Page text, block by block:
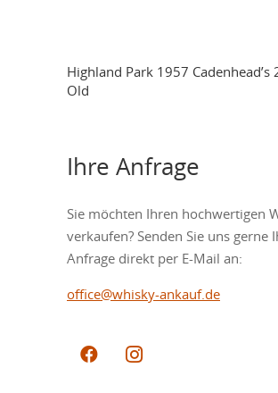
Highland Park 1957 Cadenhead’s
Old
Ihre Anfrage
Sie möchten Ihren hochwertigen
verkaufen? Senden Sie uns gerne
Anfrage direkt per E-Mail an:
office@whisky-ankauf.de